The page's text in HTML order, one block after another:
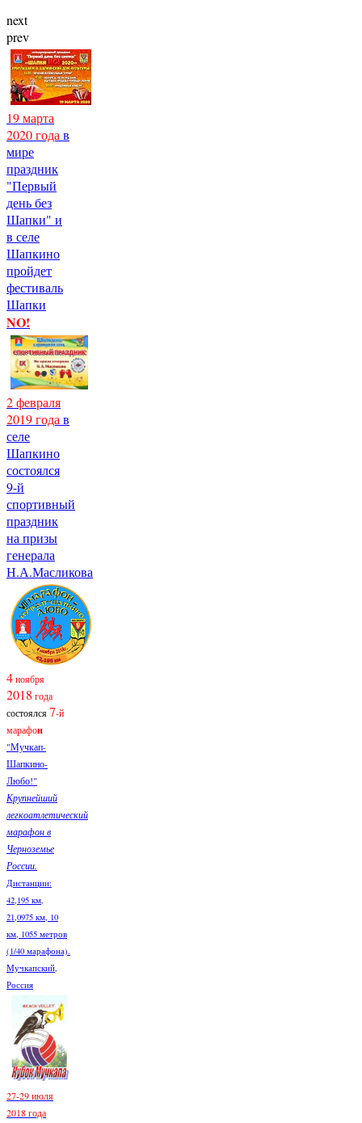
next
prev
19 марта
2020 года в
мире
праздник
"Первый
день без
Шапки" и
в селе
Шапкино
пройдет
фестиваль
Шапки
NO!
2 февраля
2019 года в
селе
Шапкино
состоялся
9-й
спортивный
праздник
на призы
генерала
Н.А.Масликова
4ноября
2018 года
состоялся7-й
марафон
"Мучкап-
Шапкино-
Любо!"
Крупнейший
легкоатлетический
марафон в
Черноземье
России.
Дистанции:
42,195 км,
21,0975 км, 10
км, 1055 метров
(1/40 марафона).
Мучкапский,
Россия
27-29 июля
2018 года